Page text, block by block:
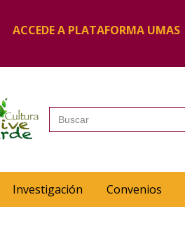
ACCEDE A PLATAFORMA UMAS
Buscar:
Investigación Convenios